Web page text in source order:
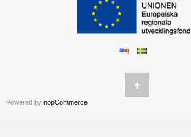
Powered by nopCommerce